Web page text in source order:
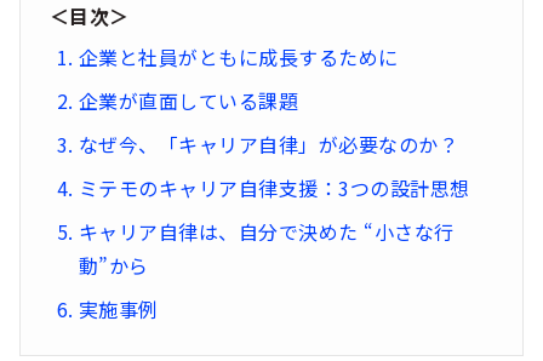
＜目次＞
企業と社員がともに成長するために
企業が直面している課題
なぜ今、「キャリア自律」が必要なのか？
ミテモのキャリア自律支援：3つの設計思想
キャリア自律は、自分で決めた “小さな行
動”から
実施事例